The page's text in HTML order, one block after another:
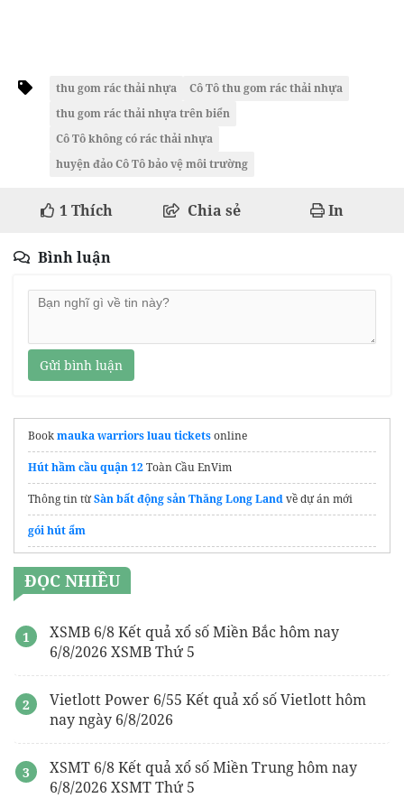
thu gom rác thải nhựa
Cô Tô thu gom rác thải nhựa
thu gom rác thải nhựa trên biển
Cô Tô không có rác thải nhựa
huyện đảo Cô Tô bảo vệ môi trường
1 Thích Chia sẻ In
Bình luận
Gửi bình luận
Bookmauka warriors luau ticketsonline
Hút hầm cầu quận 12Toàn Cầu EnVim
Thông tin từSàn bất động sản Thăng Long Landvề dự án mới
gói hút ẩm
nơi bántour du lịch đà nẵng
Phê Travel
Muabăng tải cao suTPHCM
with a customizedVietnam and Cambodia 2 week itinerary
ĐỌC NHIỀU
XSMB 6/8 Kết quả xổ số Miền Bắc hôm nay
6/8/2026 XSMB Thứ 5
Vietlott Power 6/55 Kết quả xổ số Vietlott hôm
nay ngày 6/8/2026
XSMT 6/8 Kết quả xổ số Miền Trung hôm nay
6/8/2026 XSMT Thứ 5